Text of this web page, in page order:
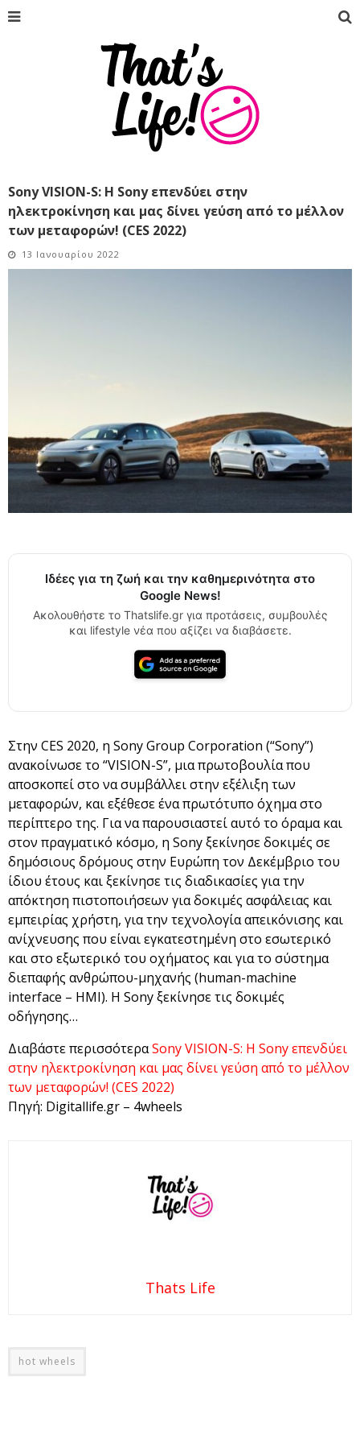
Sony VISION-S: H Sony επενδύει στην
ηλεκτροκίνηση και μας δίνει γεύση από το μέλλον
των μεταφορών! (CES 2022)
13 Ιανουαρίου 2022
Ιδέες για τη ζωή και την καθημερινότητα στο
Google News!
Ακολουθήστε το Thatslife.gr για προτάσεις, συμβουλές
και lifestyle νέα που αξίζει να διαβάσετε.
Στην CES 2020, η Sony Group Corporation (“Sony”)
ανακοίνωσε το “VISION-S”, μια πρωτοβουλία που
αποσκοπεί στο να συμβάλλει στην εξέλιξη των
μεταφορών, και εξέθεσε ένα πρωτότυπο όχημα στο
περίπτερο της. Για να παρουσιαστεί αυτό το όραμα και
στον πραγματικό κόσμο, η Sony ξεκίνησε δοκιμές σε
δημόσιους δρόμους στην Ευρώπη τον Δεκέμβριο του
ίδιου έτους και ξεκίνησε τις διαδικασίες για την
απόκτηση πιστοποιήσεων για δοκιμές ασφάλειας και
εμπειρίας χρήστη, για την τεχνολογία απεικόνισης και
ανίχνευσης που είναι εγκατεστημένη στο εσωτερικό
και στο εξωτερικό του οχήματος και για το σύστημα
διεπαφής ανθρώπου-μηχανής (human-machine
interface – HMI). Η Sony ξεκίνησε τις δοκιμές
οδήγησης…
Διαβάστε περισσότεραSony VISION-S: H Sony επενδύει
στην ηλεκτροκίνηση και μας δίνει γεύση από το μέλλον
των μεταφορών! (CES 2022)
Πηγή: Digitallife.gr – 4wheels
Thats Life
hot wheels